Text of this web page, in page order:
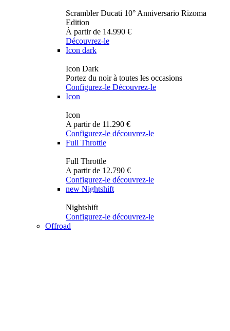
Scrambler Ducati 10° Anniversario Rizoma
Edition
À partir de 14.990 €
Découvrez-le
Icon dark
Icon Dark
Portez du noir à toutes les occasions
Configurez-le Découvrez-le
Icon
Icon
A partir de 11.290 €
Configurez-le découvrez-le
Full Throttle
Full Throttle
A partir de 12.790 €
Configurez-le découvrez-le
new Nightshift
Nightshift
Configurez-le découvrez-le
Offroad